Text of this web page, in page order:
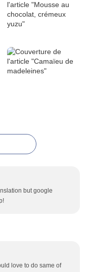
but google
love to do same of